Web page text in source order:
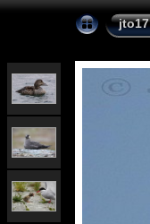
jto17